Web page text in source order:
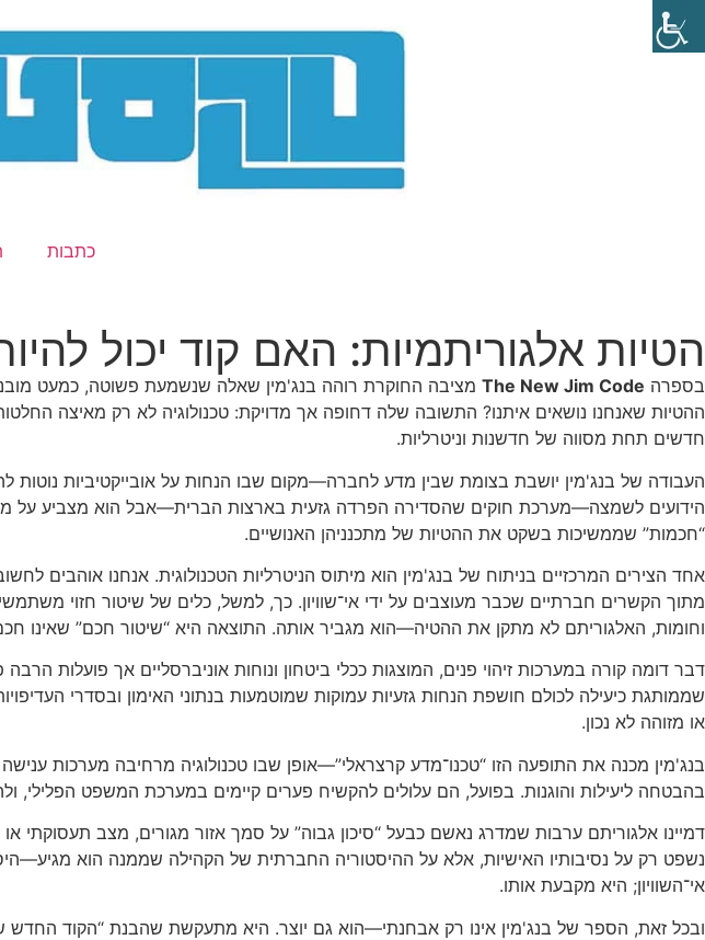
כתבות
הטיות אלגוריתמיות: האם קוד יכול
בספרה The New Jim Code מציבה החוקרת רוהה בנג'מין שאלה שנשמעת פשוטה, כמעט
ההטיות שאנחנו נושאים איתנו? התשובה שלה דחופה אך מדויקת: טכנולוגיה לא רק מאיצה
חדשים תחת מסווה של חדשנות וניטרליות.
העבודה של בנג'מין יושבת בצומת שבין מדע לחברה—מקום שבו הנחות על אובייקטיביות נוטות
הידועים לשמצה—מערכת חוקים שהסדירה הפרדה גזעית בארצות הברית—אבל הוא מצביע על
“חכמות” שממשיכות בשקט את ההטיות של מתכנניהן האנושיים.
אחד הצירים המרכזיים בניתוח של בנג'מין הוא מיתוס הניטרליות הטכנולוגית. אנחנו אוהבים
מתוך הקשרים חברתיים שכבר מעוצבים על ידי אי־שוויון. כך, למשל, כלים של שיטור חזוי
וחומות, האלגוריתם לא מתקן את ההטיה—הוא מגביר אותה. התוצאה היא “שיטור חכם” שאינו
דבר דומה קורה במערכות זיהוי פנים, המוצגות ככלי ביטחון ונוחות אוניברסליים אך פועלות
שממותגת כיעילה לכולם חושפת הנחות גזעיות עמוקות שמוטמעות בנתוני האימון ובסדרי
או מזוהה לא נכון.
בנג'מין מכנה את התופעה הזו “טכנו־מדע קרצראלי”—אופן שבו טכנולוגיה מרחיבה מערכות
בהבטחה ליעילות והוגנות. בפועל, הם עלולים להקשיח פערים קיימים במערכת המשפט הפלילי,
דמיינו אלגוריתם ערבות שמדרג נאשם כבעל “סיכון גבוה” על סמך אזור מגורים, מצב תעסוקתי
נשפט רק על נסיבותיו האישיות, אלא על ההיסטוריה החברתית של הקהילה שממנה הוא
אי־השוויון; היא מקבעת אותו.
ובכל זאת, הספר של בנג'מין אינו רק אבחנתי—הוא גם יוצר. היא מתעקשת שהבנת “הקוד החדש של